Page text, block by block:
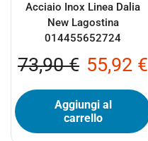
Acciaio Inox Linea Dalia
New Lagostina
014455652724
73,90€ 55,92 €
Aggiungi al
carrello